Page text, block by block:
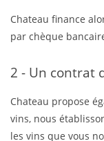
Chateau finance
par chèque
2 - Un contrat
Chateau propose
vins, nous
les vins que vous